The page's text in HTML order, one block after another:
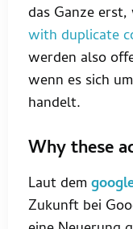
das Ganze erst,
with duplicate
werden also
wenn es sich
handelt.
Why these
Laut dem
Zukunft bei